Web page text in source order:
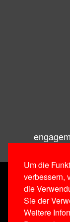
Um die
verbessern,
die
Sie der
Weitere